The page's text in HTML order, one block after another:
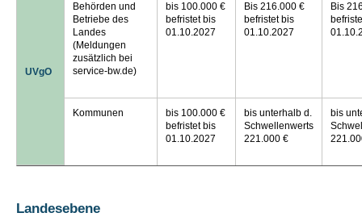
UVgO
Behörden und
Betriebe des
Landes
(Meldungen
zusätzlich bei
service-bw.de)
bis 100.000 €
befristet bis
01.10.2027
Bis 216.000 €
befristet bis
01.10.2027
Bis
Kommunen
bis 100.000 €
befristet bis
01.10.2027
bis unterhalb d.
Schwellenwerts
221.000 €
bis
Landesebene